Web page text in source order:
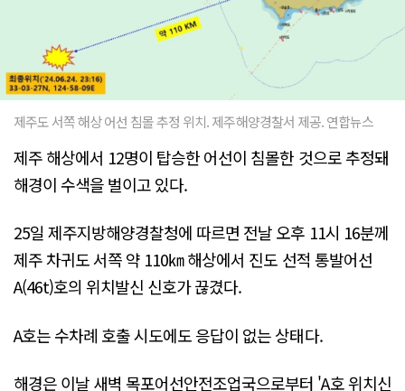
제주도 서쪽 해상 어선 침몰 추정 위치. 제주해양경찰서 제공. 연합뉴스
제주 해상에서 12명이 탑승한 어선이 침몰한 것으로 추정돼
해경이 수색을 벌이고 있다.
25일 제주지방해양경찰청에 따르면 전날 오후 11시 16분께
제주 차귀도 서쪽 약 110㎞ 해상에서 진도 선적 통발어선
A(46t)호의 위치발신 신호가 끊겼다.
A호는 수차례 호출 시도에도 응답이 없는 상태다.
해경은 이날 새벽 목포어선안전조업국으로부터 'A호 위치신